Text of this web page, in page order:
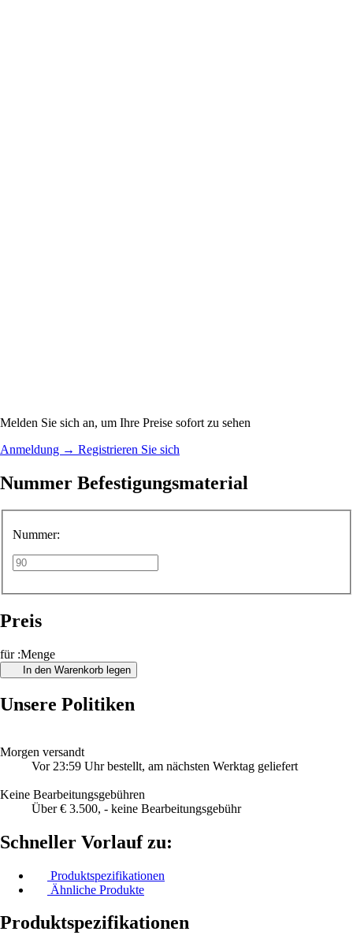
Melden Sie sich an, um Ihre Preise sofort zu sehen
Anmeldung → Registrieren Sie sich
Nummer Befestigungsmaterial
Nummer:
Preis
für :Menge
In den Warenkorb legen
Unsere Politiken
Morgen versandt
Vor 23:59 Uhr bestellt, am nächsten Werktag geliefert
Keine Bearbeitungsgebühren
Über € 3.500, - keine Bearbeitungsgebühr
Schneller Vorlauf zu:
Produktspezifikationen
Ähnliche Produkte
Produktspezifikationen